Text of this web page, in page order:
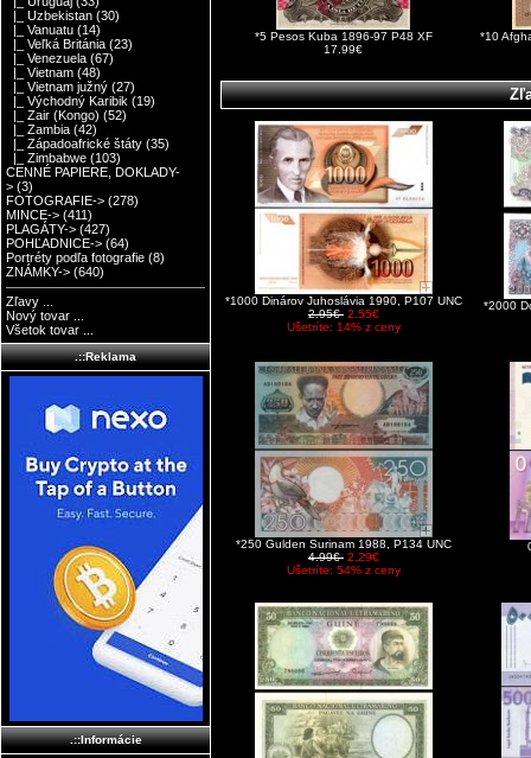
|_ Uzbekistan (30)
|_ Vanuatu (14)
|_ Veľká Británia (23)
|_ Venezuela (67)
|_ Vietnam (48)
|_ Vietnam južný (27)
|_ Východný Karibik (19)
|_ Zair (Kongo) (52)
|_ Zambia (42)
|_ Západoafrické štáty (35)
|_ Zimbabwe (103)
CENNÉ PAPIERE, DOKLADY-
> (3)
FOTOGRAFIE-> (278)
MINCE-> (411)
PLAGÁTY-> (427)
POHĽADNICE-> (64)
Portréty podľa fotografie (8)
ZNÁMKY-> (640)
Zľavy ...
Nový tovar ...
Všetok tovar ...
.::Reklama
.::Informácie
*5 Pesos Kuba 1896-97 P48 XF
17.99€
*10
*1000 Dinárov Juhoslávia 1990, P107 UNC
2.95€ 2.55€
Ušetríte: 14% z ceny
*2000
*250 Gulden Surinam 1988, P134 UNC
4.99€ 2.29€
Ušetríte: 54% z ceny